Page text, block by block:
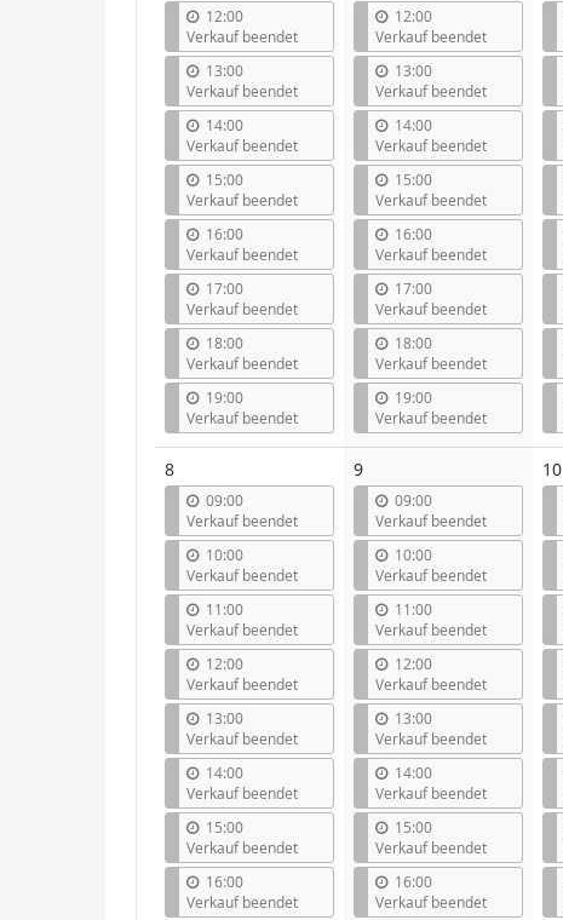
12:00
Verkauf beendet
13:00
Verkauf beendet
14:00
Verkauf beendet
15:00
Verkauf beendet
16:00
Verkauf beendet
17:00
Verkauf beendet
18:00
Verkauf beendet
19:00
Verkauf beendet
12:00
Verkauf beendet
13:00
Verkauf beendet
14:00
Verkauf beendet
15:00
Verkauf beendet
16:00
Verkauf beendet
17:00
Verkauf beendet
18:00
Verkauf beendet
19:00
Verkauf beendet
8
09:00
Verkauf beendet
10:00
Verkauf beendet
11:00
Verkauf beendet
12:00
Verkauf beendet
13:00
Verkauf beendet
14:00
Verkauf beendet
15:00
Verkauf beendet
16:00
Verkauf beendet
9
09:00
Verkauf beendet
10:00
Verkauf beendet
11:00
Verkauf beendet
12:00
Verkauf beendet
13:00
Verkauf beendet
14:00
Verkauf beendet
15:00
Verkauf beendet
16:00
Verkauf beendet
10